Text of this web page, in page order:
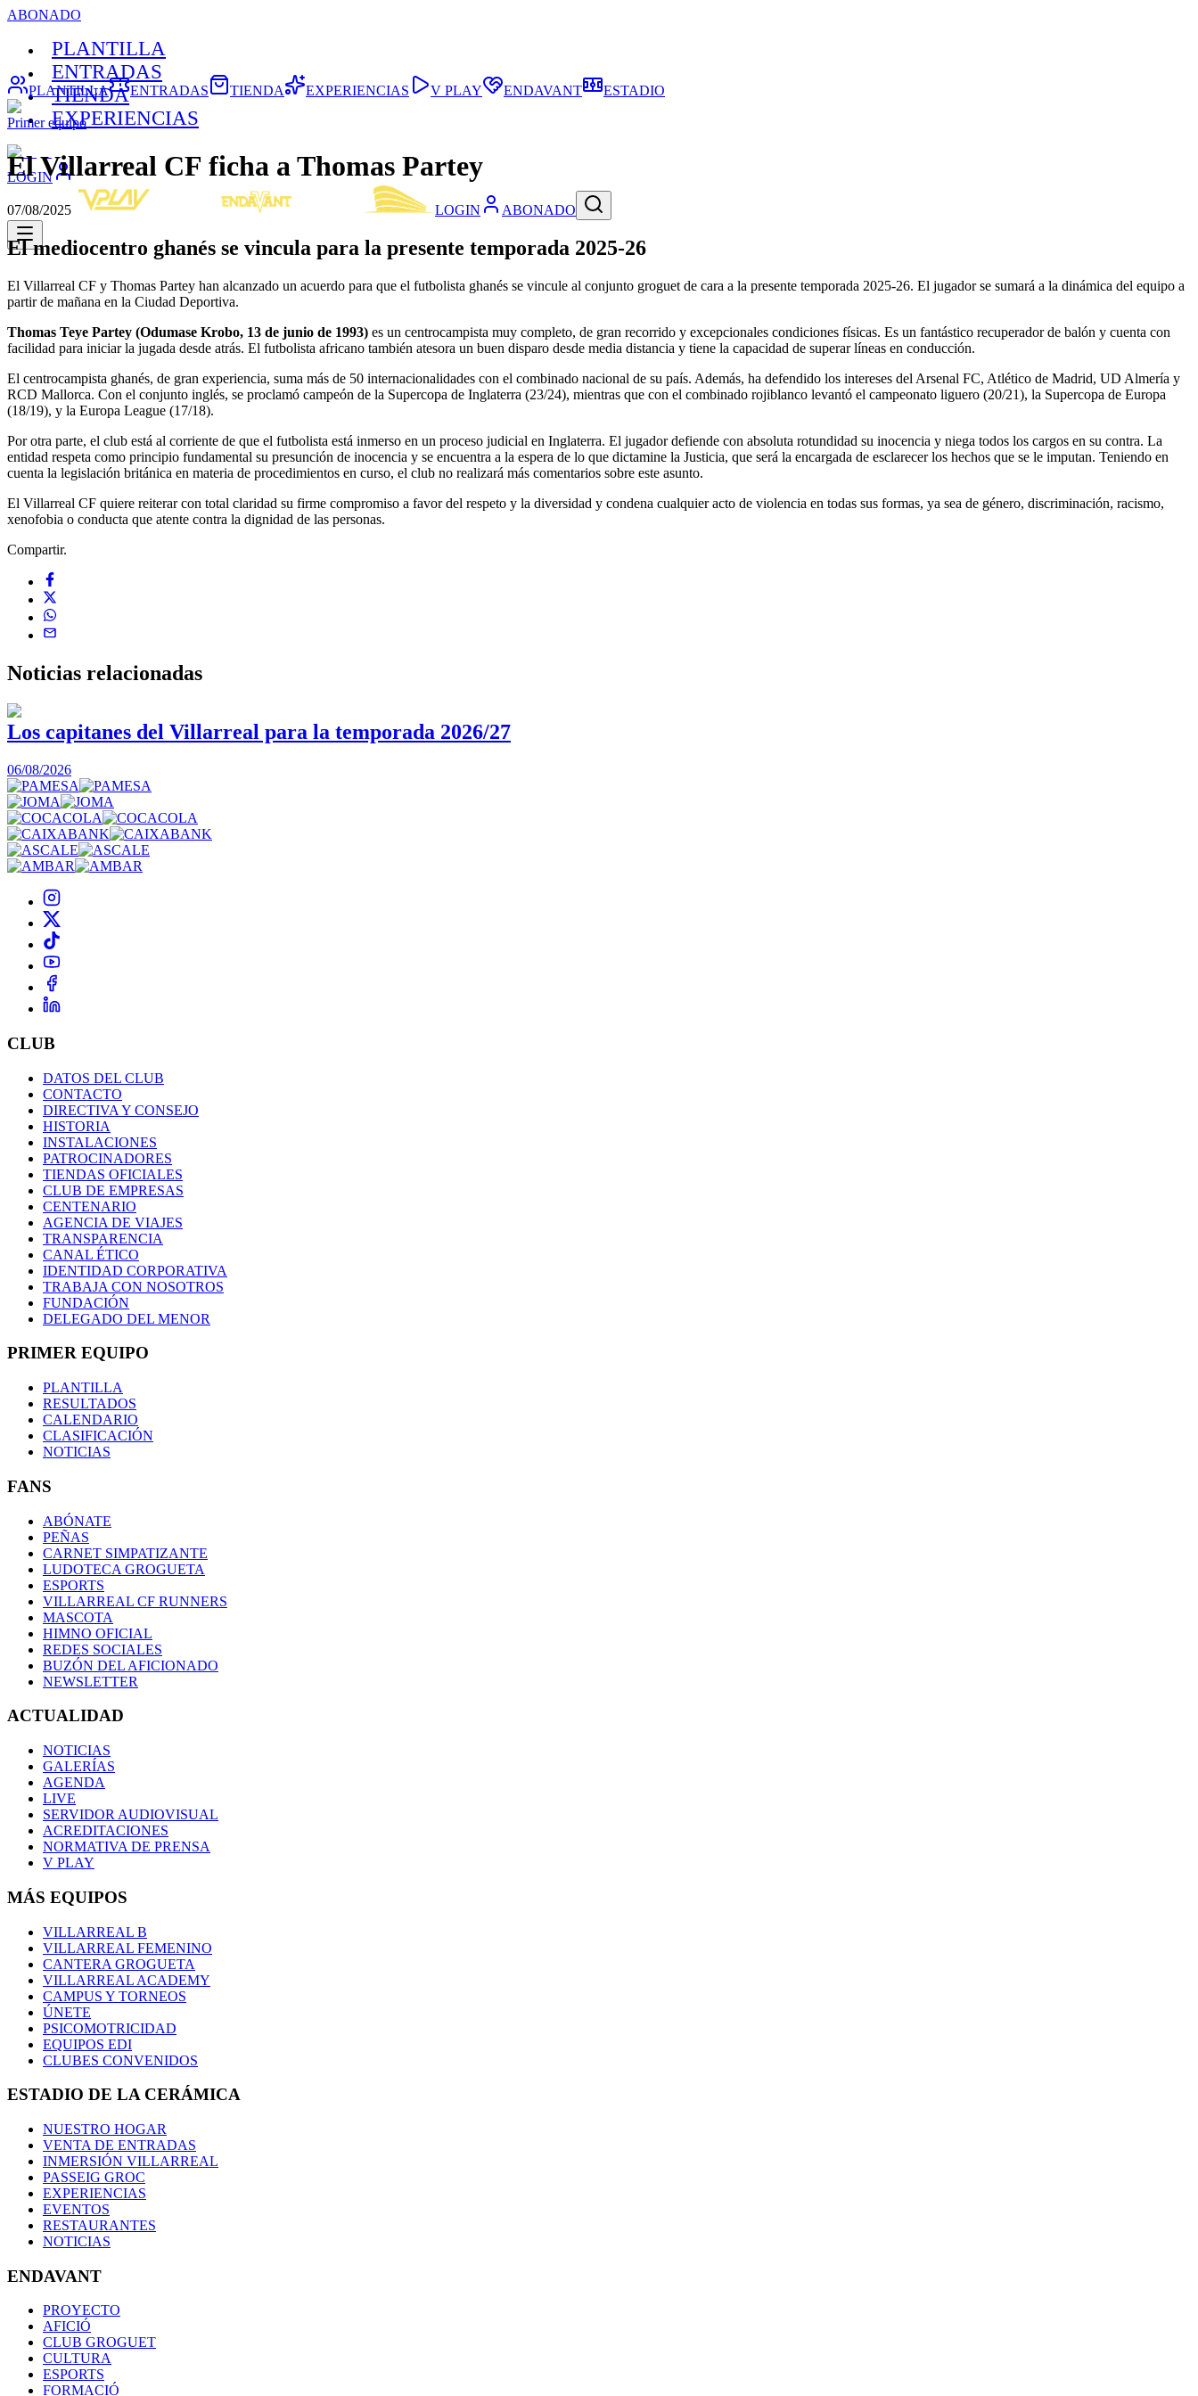
ABONADO
PLANTILLA
ENTRADAS
TIENDA
EXPERIENCIAS
LOGIN
LOGIN ABONADO
PLANTILLA ENTRADAS TIENDA EXPERIENCIAS V PLAY ENDAVANT ESTADIO
Primer equipo
El Villarreal CF ficha a Thomas Partey
07/08/2025
El mediocentro ghanés se vincula para la presente temporada 2025-26
El Villarreal CF y Thomas Partey han alcanzado un acuerdo para que el futbolista ghanés se vincule al conjunto groguet de cara a la presente temporada 2025-26. El jugador se sumará a la dinámica del equipo a
partir de mañana en la Ciudad Deportiva.
Thomas Teye Partey (Odumase Krobo, 13 de junio de 1993) es un centrocampista muy completo, de gran recorrido y excepcionales condiciones físicas. Es un fantástico recuperador de balón y cuenta con
facilidad para iniciar la jugada desde atrás. El futbolista africano también atesora un buen disparo desde media distancia y tiene la capacidad de superar líneas en conducción.
El centrocampista ghanés, de gran experiencia, suma más de 50 internacionalidades con el combinado nacional de su país. Además, ha defendido los intereses del Arsenal FC, Atlético de Madrid, UD Almería y
RCD Mallorca. Con el conjunto inglés, se proclamó campeón de la Supercopa de Inglaterra (23/24), mientras que con el combinado rojiblanco levantó el campeonato liguero (20/21), la Supercopa de Europa
(18/19), y la Europa League (17/18).
Por otra parte, el club está al corriente de que el futbolista está inmerso en un proceso judicial en Inglaterra. El jugador defiende con absoluta rotundidad su inocencia y niega todos los cargos en su contra. La
entidad respeta como principio fundamental su presunción de inocencia y se encuentra a la espera de lo que dictamine la Justicia, que será la encargada de esclarecer los hechos que se le imputan. Teniendo en
cuenta la legislación británica en materia de procedimientos en curso, el club no realizará más comentarios sobre este asunto.
El Villarreal CF quiere reiterar con total claridad su firme compromiso a favor del respeto y la diversidad y condena cualquier acto de violencia en todas sus formas, ya sea de género, discriminación, racismo,
xenofobia o conducta que atente contra la dignidad de las personas.
Compartir.
Noticias relacionadas
Los capitanes del Villarreal para la temporada 2026/27
06/08/2026
CLUB
DATOS DEL CLUB
CONTACTO
DIRECTIVA Y CONSEJO
HISTORIA
INSTALACIONES
PATROCINADORES
TIENDAS OFICIALES
CLUB DE EMPRESAS
CENTENARIO
AGENCIA DE VIAJES
TRANSPARENCIA
CANAL ÉTICO
IDENTIDAD CORPORATIVA
TRABAJA CON NOSOTROS
FUNDACIÓN
DELEGADO DEL MENOR
PRIMER EQUIPO
PLANTILLA
RESULTADOS
CALENDARIO
CLASIFICACIÓN
NOTICIAS
FANS
ABÓNATE
PEÑAS
CARNET SIMPATIZANTE
LUDOTECA GROGUETA
ESPORTS
VILLARREAL CF RUNNERS
MASCOTA
HIMNO OFICIAL
REDES SOCIALES
BUZÓN DEL AFICIONADO
NEWSLETTER
ACTUALIDAD
NOTICIAS
GALERÍAS
AGENDA
LIVE
SERVIDOR AUDIOVISUAL
ACREDITACIONES
NORMATIVA DE PRENSA
V PLAY
MÁS EQUIPOS
VILLARREAL B
VILLARREAL FEMENINO
CANTERA GROGUETA
VILLARREAL ACADEMY
CAMPUS Y TORNEOS
ÚNETE
PSICOMOTRICIDAD
EQUIPOS EDI
CLUBES CONVENIDOS
ESTADIO DE LA CERÁMICA
NUESTRO HOGAR
VENTA DE ENTRADAS
INMERSIÓN VILLARREAL
PASSEIG GROC
EXPERIENCIAS
EVENTOS
RESTAURANTES
NOTICIAS
ENDAVANT
PROYECTO
AFICIÓ
CLUB GROGUET
CULTURA
ESPORTS
FORMACIÓ